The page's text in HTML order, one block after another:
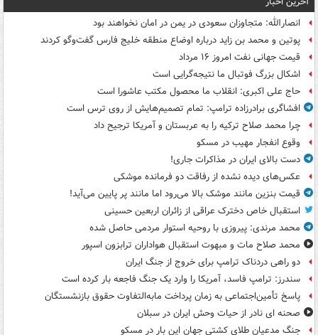
انصارالله: متجاوزان سعودی در یمن در امان نخواهند بود
پوتین و محمد بن زاید درباره اوضاع منطقه خلیج فارس گفت‌وگو کردند
قیمت جهانی نفت امروز ۱۶ مرداد
اشکال بزرگ فوتبال ما نتیجه‌گرایی است
حاج علی اکبری: انقلاب ما محصول مکتب عاشورا است
افشاگری برادرزاده ترامپ: تمام تصمیم‌هایش از روی ترس است
چرا محمد صلاح ترکیه را به عربستان و آمریکا ترجیح داد
وقوع انفجار مهیب در مسکو
دست بالای ایران در مذاکرات جاری!
عکس‌های دیده نشده از رفاقت دو فرمانده‌ موشکی
قیمت بنزین مانند موشک بالا می‌رود اما مانند پر پایین می‌آید!
استقبال خاص دخترک عراقی از زائران اربعین حسینی
محمد مرندی: پیروزی با روحیه استوار مردمی حاصل شده
محمد صلاح مات و مبهوت استقبال هواداران ترابزون اسپور
دو راهی دردناک ترامپ برای خروج از جنگ ایران
سندرز: ترامپ فاسد، آمریکا را وارد یک جنگ فاجعه بار کرده است
پاسخ تأمین‌اجتماعی به زمان پرداخت مابه‌التفاوت حقوق بازنشستگان
صحنه ای نادر از حیات وحش ایران در سبلان
جنگ مدعیان طلای کشتی جهان این بار در مسکو